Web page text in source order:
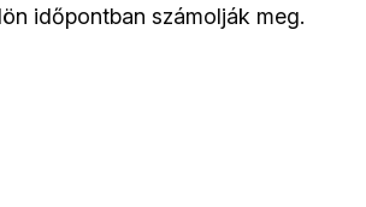
időpontban számolják meg.